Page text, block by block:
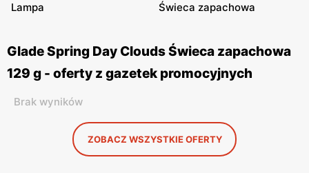
Lampa
Świeca zapachowa
Glade Spring Day Clouds Świeca zapachowa
129 g - oferty z gazetek promocyjnych
Brak wyników
ZOBACZ WSZYSTKIE OFERTY